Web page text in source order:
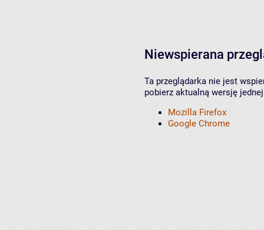
Niewspierana
Ta przeglądarka nie jest
pobierz aktualną wersję
Mozilla Firefox
Google Chrome